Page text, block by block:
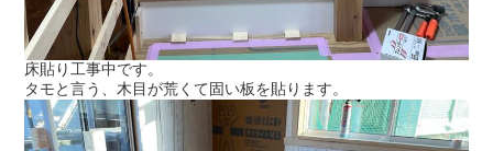
床貼り工事中です。
タモと言う、木目が荒くて固い板を貼ります。